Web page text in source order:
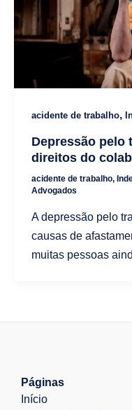
acidente de trabalho,
Depressão pelo
direitos do
acidente de trabalho,
Advogados
A depressão pelo
causas de
muitas pessoas
Páginas
Início